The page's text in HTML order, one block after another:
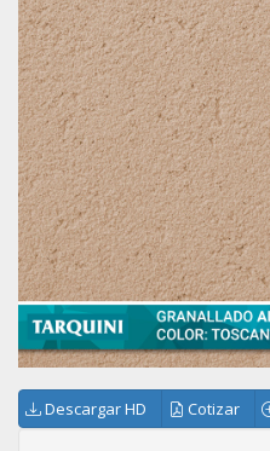
Descargar HD Cotizar